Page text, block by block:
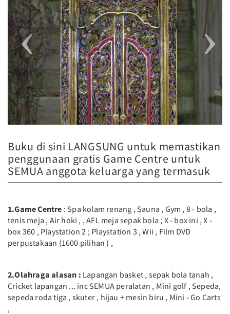
Buku di sini LANGSUNG untuk memastikan
penggunaan gratis Game Centre untuk
SEMUA anggota keluarga yang termasuk
1.Game Centre : Spa kolam renang , Sauna , Gym , 8 - bola ,
tenis meja , Air hoki , , AFL meja sepak bola ; X - box ini , X -
box 360 , Playstation 2 ; Playstation 3 , Wii , Film DVD
perpustakaan (1600 pilihan ) ,
2.Olahraga alasan : Lapangan basket , sepak bola tanah ,
Cricket lapangan ... inc SEMUA peralatan , Mini golf , Sepeda,
sepeda roda tiga , skuter , hijau + mesin biru , Mini - Go Carts
,